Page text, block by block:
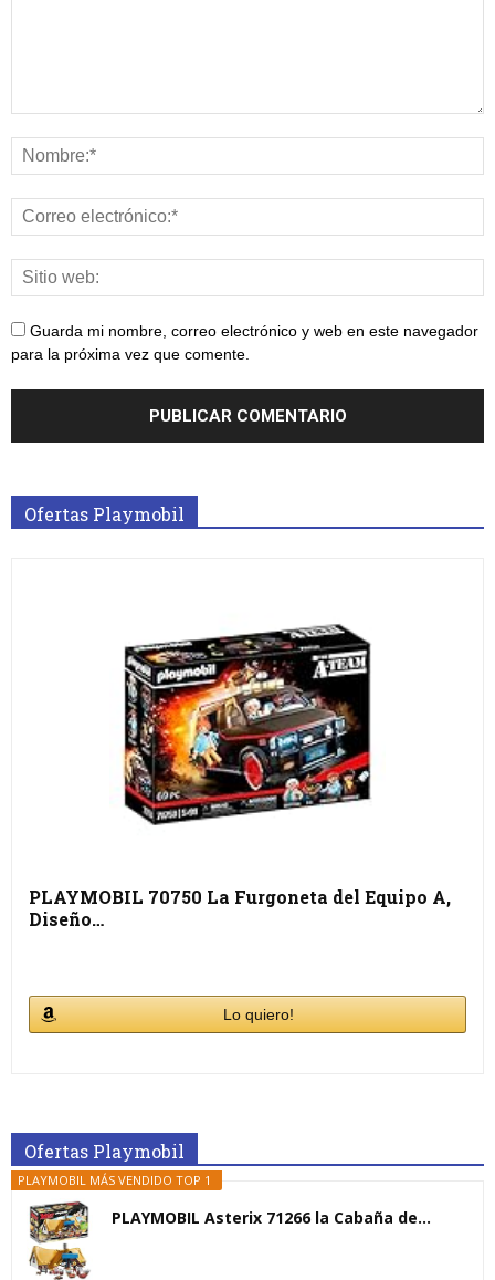
Guarda mi nombre, correo electrónico y web en este navegador
para la próxima vez que comente.
Ofertas Playmobil
PLAYMOBIL 70750 La Furgoneta del Equipo A,
Diseño…
Lo quiero!
Ofertas Playmobil
PLAYMOBIL MÁS VENDIDO TOP 1
PLAYMOBIL Asterix 71266 la Cabaña de...